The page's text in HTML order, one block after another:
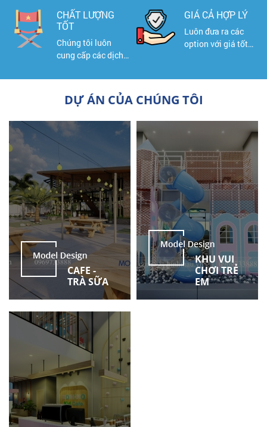
nghiệp
nghề
CHẤT LƯỢNG
TỐT
Chúng tôi luôn
cung cấp các dịch
nhất cho khách
GIÁ CẢ HỢP LÝ
Luôn đưa ra các
option với giá tốt
DỰ ÁN CỦA CHÚNG TÔI
CAFE -
TRÀ SỮA
KHU VUI
CHƠI TRẺ
EM